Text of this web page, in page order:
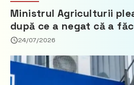
Ministrul Agriculturii
după ce a negat că a
Partidul Democrat
24/07/2026